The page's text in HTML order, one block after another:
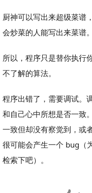
厨神可以写出来超级菜谱
会炒菜的人能写出来菜谱。
所以，程序只是替你执行
不了解的算法。
程序出错了，需要调试。
和自己心中所想是否一致
一致但却没有察觉到，或
很可能会产生一个 bug（
检索下吧）。